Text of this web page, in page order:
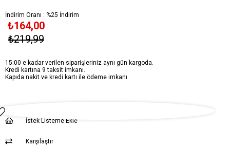
İndirim Oranı : %25 İndirim
₺219,99
₺164,00
15:00 e kadar verilen siparişleriniz aynı gün kargoda.
Kredi kartına 9 taksit imkanı.
Kapıda nakit ve kredi kartı ile ödeme imkanı.
İstek Listeme Ekle
Karşılaştır